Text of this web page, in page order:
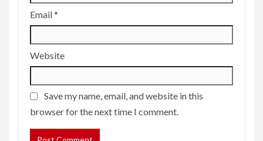
Email*
Website
Save my name, email, and website in this
browser for the next time I comment.